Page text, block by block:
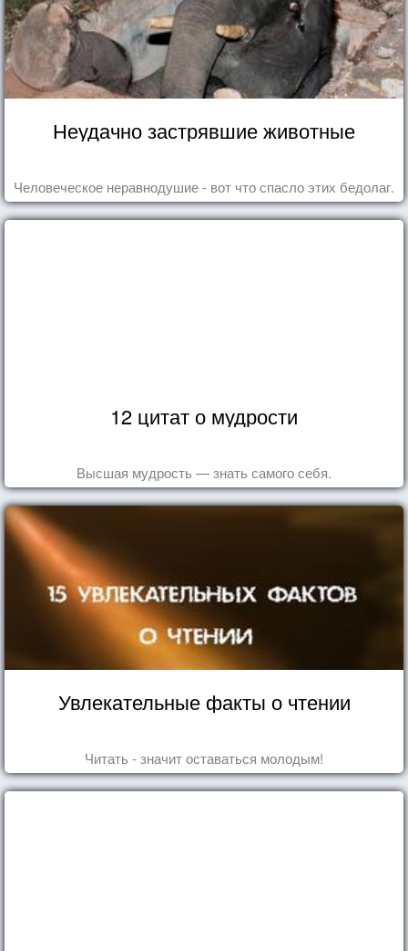
Неудачно застрявшие животные
Человеческое неравнодушие - вот что спасло этих бедолаг.
12 цитат о мудрости
Высшая мудрость — знать самого себя.
Увлекательные факты о чтении
Читать - значит оставаться молодым!